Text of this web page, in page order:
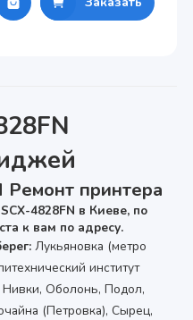
Ремонт принтера
4828FN в Киеве, по
к вам по адресу.
Лукьяновка (метро
институт
Оболонь, Подол,
(Петровка), Сырец,